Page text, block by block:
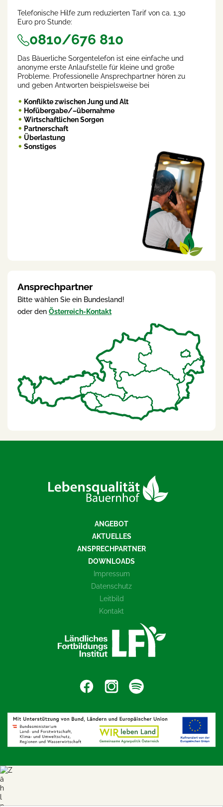
Telefonische Hilfe zum reduzierten Tarif von ca. 1,30
Euro pro Stunde:
0810/676 810
Das Bäuerliche Sorgentelefon ist eine einfache und
anonyme erste Anlaufstelle für kleine und große
Probleme. Professionelle Ansprechpartner hören zu
und geben Antworten beispielsweise bei
Konflikte zwischen Jung und Alt
Hofübergabe/–übernahme
Wirtschaftlichen Sorgen
Partnerschaft
Überlastung
Sonstiges
Ansprechpartner
Bitte wählen Sie ein Bundesland!
oder den Österreich-Kontakt
ANGEBOT
AKTUELLES
ANSPRECHPARTNER
DOWNLOADS
Impressum
Datenschutz
Leitbild
Kontakt